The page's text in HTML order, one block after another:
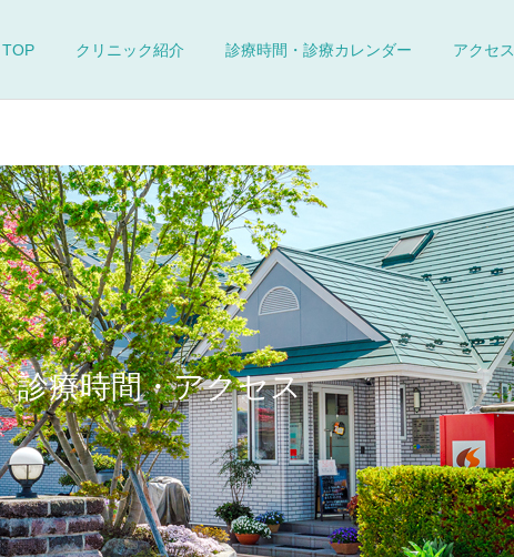
TOP クリニック紹介 診療時間・診療カレンダー アクセス
診療時間・アクセス